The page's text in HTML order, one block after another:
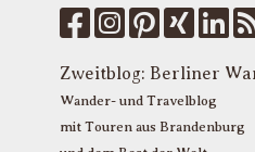
Zweitblog: Berliner
Wander- und Travelblog
mit Touren aus Brandenburg